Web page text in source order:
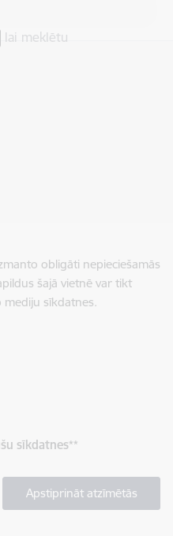
lai meklētu
obligāti nepieciešamās
šajā vietnē var tikt
mediju sīkdatnes.
sīkdatnes**
Apstiprināt atzīmētās